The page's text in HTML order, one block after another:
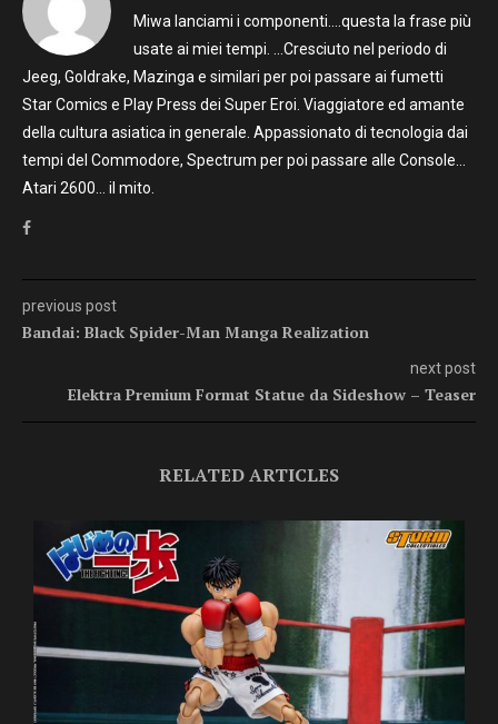
Miwa lanciami i componenti….questa la frase più
usate ai miei tempi. …Cresciuto nel periodo di
Jeeg, Goldrake, Mazinga e similari per poi passare ai fumetti
Star Comics e Play Press dei Super Eroi. Viaggiatore ed amante
della cultura asiatica in generale. Appassionato di tecnologia dai
tempi del Commodore, Spectrum per poi passare alle Console…
Atari 2600… il mito.
previous post
Bandai: Black Spider-Man Manga Realization
next post
Elektra Premium Format Statue da Sideshow – Teaser
RELATED ARTICLES